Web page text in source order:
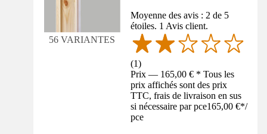
56 VARIANTES
Moyenne des avis : 2 de 5
étoiles. 1 Avis client.
(1)
Prix — 165,00 € * Tous les
prix affichés sont des prix
TTC, frais de livraison en sus
si nécessaire par pce165,00 €*/
pce